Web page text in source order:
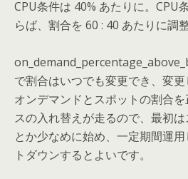
CPU条件は 40% あたりに。CPU
らば、割合を 60 : 40 あたりに調
で割合はいつでも変更でき、変
オンデマンドとスポットの割合
スの入れ替えが走るので、最初
とか少なめに始め、一定期間運
トダウンするとよいです。